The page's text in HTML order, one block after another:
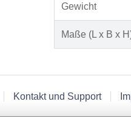
Gewicht
Maße (L x B x
Kontakt und Support